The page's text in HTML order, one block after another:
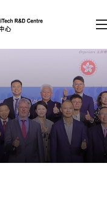
登入
EN 繁 简